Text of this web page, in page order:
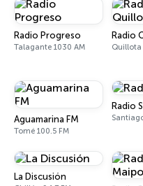
Radio Progreso
Talagante 1030 AM
Radio
Quillota
Aguamarina FM
Tomé 100.5 FM
Radio
La Discusión